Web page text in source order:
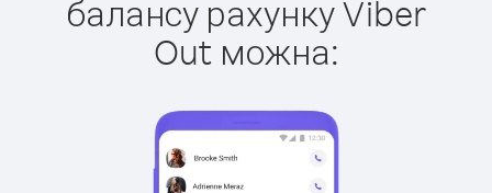
балансу рахунку Viber
Out можна: